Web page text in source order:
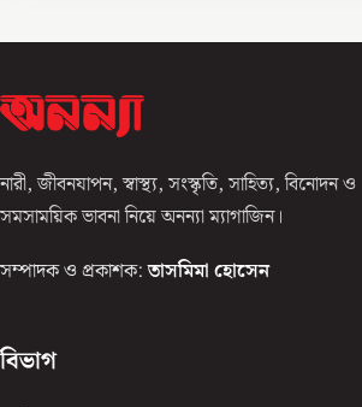
নারী, জীবনযাপন, স্বাস্থ্য, সংস্কৃতি, সাহিত্য, বিনোদন ও
সমসাময়িক ভাবনা নিয়ে অনন্যা ম্যাগাজিন।
সম্পাদক ও প্রকাশক: তাসমিমা হোসেন
বিভাগ